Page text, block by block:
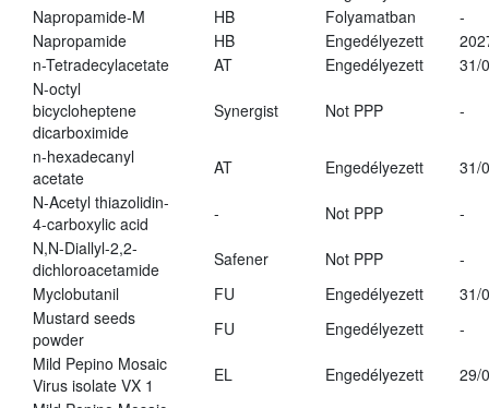
Napropamide-M
HB Folyamatban
-
Napropamide
HB Engedélyezett
n-Tetradecylacetate
AT Engedélyezett
31/
N-octyl
bicycloheptene
dicarboximide
Synergist Not PPP -
n-hexadecanyl
acetate
AT Engedélyezett
31/
N-Acetyl thiazolidin-
4-carboxylic acid
- Not PPP
-
N,N-Diallyl-2,2-
dichloroacetamide
Safener Not PPP
-
Myclobutanil
FU Engedélyezett
31/
Mustard seeds
powder
FU Engedélyezett
-
Mild Pepino Mosaic
Virus isolate VX 1
EL Engedélyezett
29/